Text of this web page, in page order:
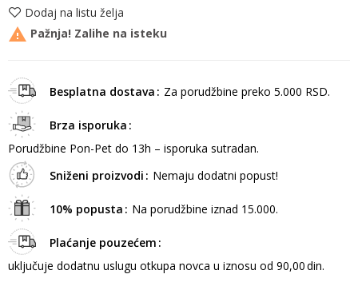
Dodaj na listu želja
 Pažnja! Zalihe na isteku
Besplatna dostava Za porudžbine preko 5.000 RSD.
Brza isporuka
Porudžbine Pon-Pet do 13h – isporuka sutradan.
Sniženi proizvodi
Nemaju dodatni popust!
10% popusta Na porudžbine iznad 15.000.
Plaćanje pouzećem
uključuje dodatnu uslugu otkupa novca u iznosu od 90,00 din.